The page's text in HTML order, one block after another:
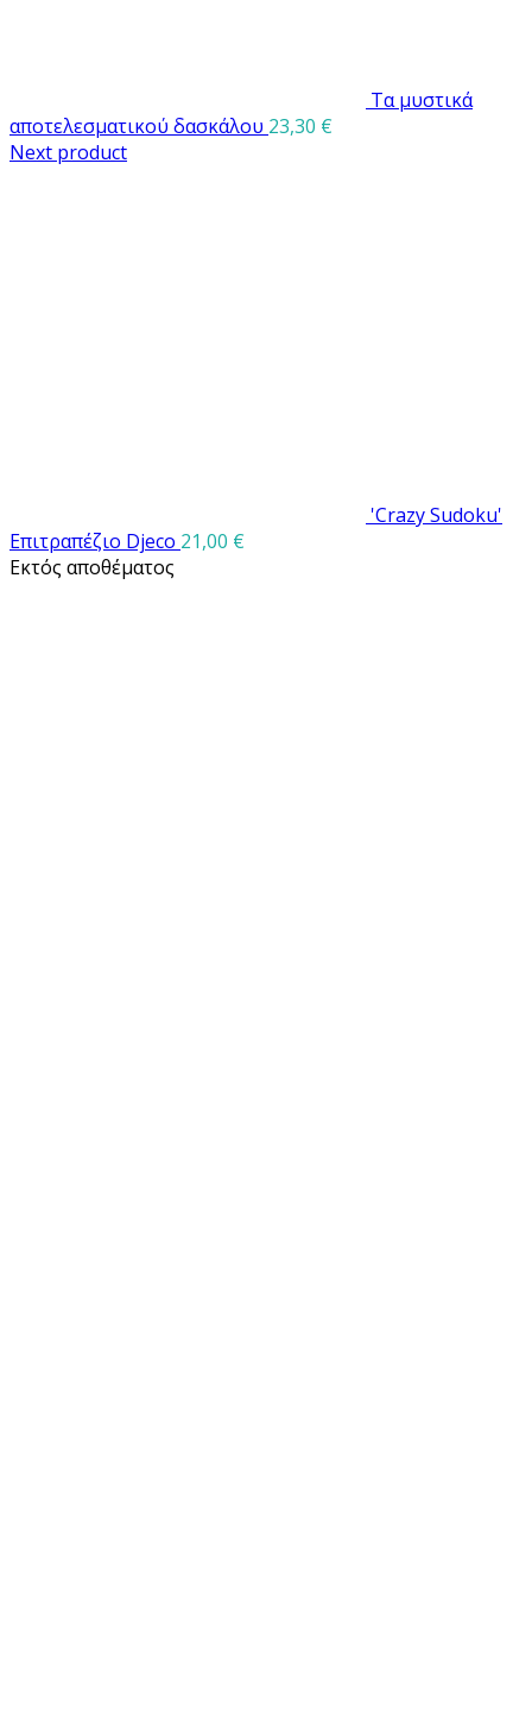
Τα μυστικά
αποτελεσματικού δασκάλου 23,30 €
Next product
'Crazy Sudoku'
Επιτραπέζιο Djeco 21,00 €
Εκτός αποθέματος